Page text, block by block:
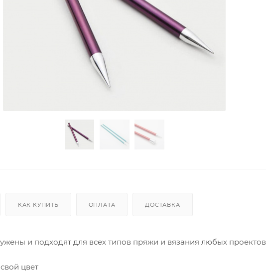
КАК КУПИТЬ ОПЛАТА ДОСТАВКА
и подходят для всех типов пряжи и вязания любых проектов
цвет